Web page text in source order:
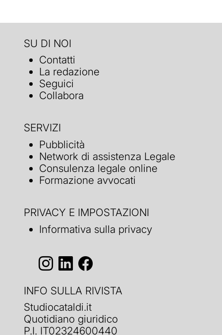
SU DI NOI
Contatti
La redazione
Seguici
Collabora
SERVIZI
Pubblicità
Network di assistenza Legale
Consulenza legale online
Formazione avvocati
PRIVACY E IMPOSTAZIONI
Informativa sulla privacy
INFO SULLA RIVISTA
Studiocataldi.it
Quotidiano giuridico
P.I. IT02324600440